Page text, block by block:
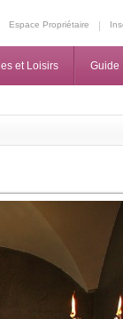
Espace Propriétaire
et Loisirs Guide